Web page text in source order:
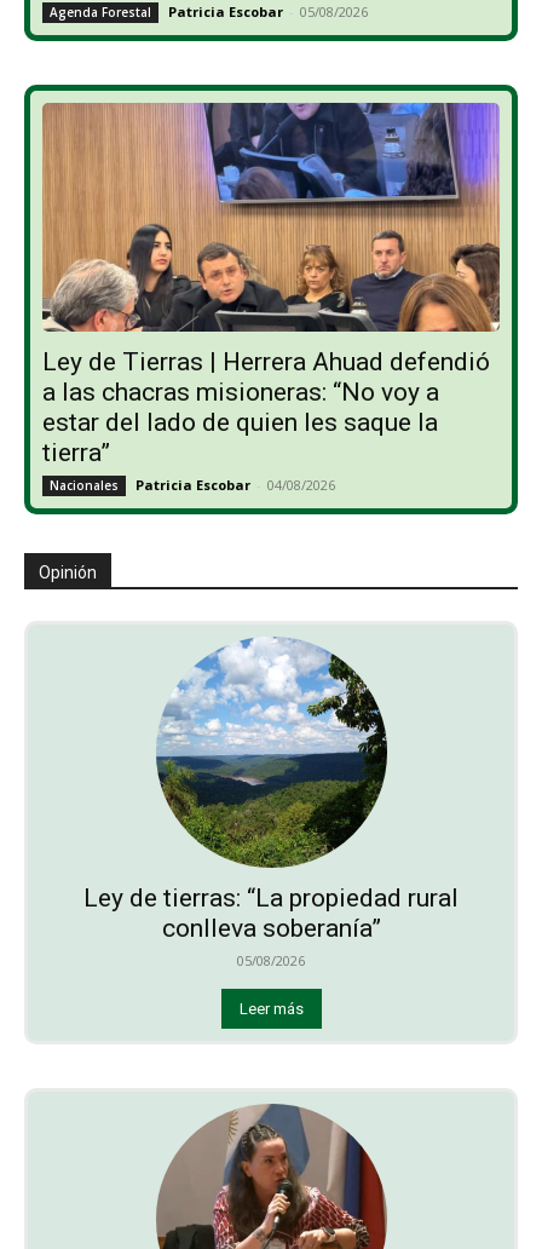
Agenda Forestal Patricia Escobar - 05/08/2026
Ley de Tierras | Herrera Ahuad defendió
a las chacras misioneras: “No voy a
estar del lado de quien les saque la
tierra”
Nacionales Patricia Escobar - 04/08/2026
Opinión
Ley de tierras: “La propiedad rural
conlleva soberanía”
05/08/2026
Leer más